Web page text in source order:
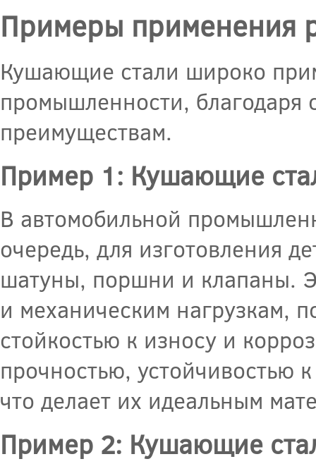
Примеры применения
Кушающие стали широко
промышленности, благодаря
преимуществам.
Пример 1: Кушающие
В автомобильной
очередь, для изготовления
шатуны, поршни и клапаны.
и механическим нагрузкам,
стойкостью к износу и
прочностью, устойчивостью
что делает их идеальным
Пример 2: Кушающие